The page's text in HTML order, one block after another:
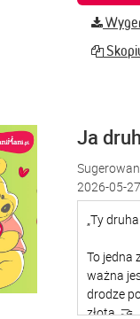
Ja
2026-05-